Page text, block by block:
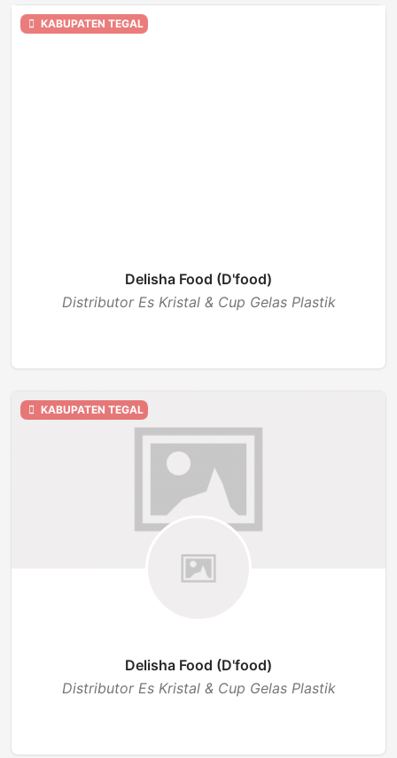
KABUPATEN TEGAL
Delisha Food (D'food)
Distributor Es Kristal & Cup Gelas Plastik
KABUPATEN TEGAL
Delisha Food (D'food)
Distributor Es Kristal & Cup Gelas Plastik